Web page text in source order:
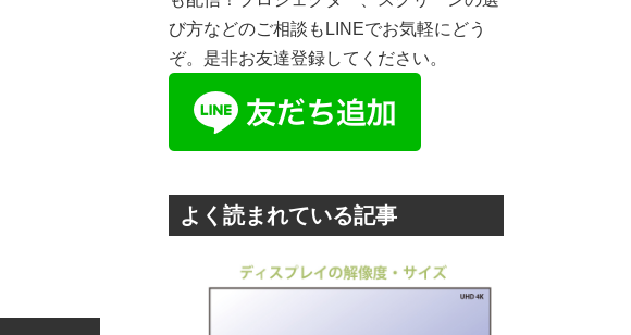
び方などのご相談もLINEでお気軽にどう
ぞ。是非お友達登録してください。
よく読まれている記事